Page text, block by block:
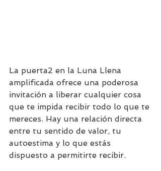
La puerta2 en la Luna Llena
amplificada ofrece una poderosa
invitación a liberar cualquier cosa
que te impida recibir todo lo que te
mereces. Hay una relación directa
entre tu sentido de valor, tu
autoestima y lo que estás
dispuesto a permitirte recibir.